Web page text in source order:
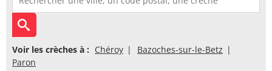
Voir les crèches à : Chéroy
Bazoches-sur-le-Betz
Paron